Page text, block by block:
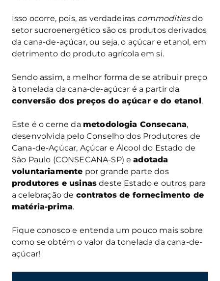
Isso ocorre, pois, as verdadeiras commoditiesdo
setor sucroenergético são os produtos derivados
da cana-de-açúcar, ou seja, o açúcar e etanol, em
detrimento do produto agrícola em si.
Sendo assim, a melhor forma de se atribuir preço
à tonelada da cana-de-açúcar é a partir da
conversão dos preços do açúcar e do etanol.
Este é o cerne da metodologia Consecana,
desenvolvida pelo Conselho dos Produtores de
Cana-de-Açúcar, Açúcar e Álcool do Estado de
São Paulo (CONSECANA-SP) eadotada
voluntariamente por grande parte dos
produtores e usinas deste Estado e outros para
a celebração de contratos de fornecimento de
matéria-prima.
Fique conosco e entenda um pouco mais sobre
como se obtém o valor da tonelada da cana-de-
açúcar!